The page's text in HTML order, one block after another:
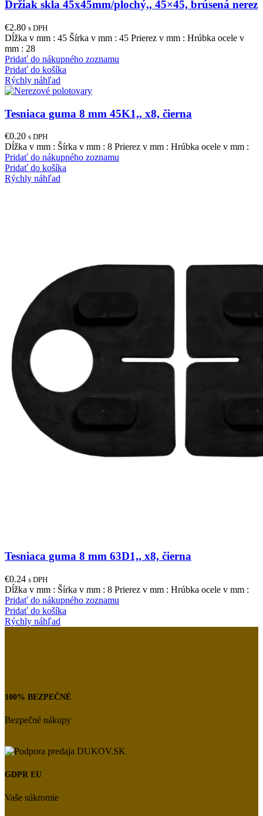
Držiak skla 45x45mm/plochý,, 45×45, brúsená nerez
€2.80 s DPH
Dĺžka v mm : 45 Šírka v mm : 45 Prierez v mm : Hrúbka ocele v
mm : 28
Pridať do nákupného zoznamu
Pridať do košíka
Rýchly náhľad
Tesniaca guma 8 mm 45K1,, x8, čierna
€0.20 s DPH
Dĺžka v mm : Šírka v mm : 8 Prierez v mm : Hrúbka ocele v mm :
Pridať do nákupného zoznamu
Pridať do košíka
Rýchly náhľad
Tesniaca guma 8 mm 63D1,, x8, čierna
€0.24 s DPH
Dĺžka v mm : Šírka v mm : 8 Prierez v mm : Hrúbka ocele v mm :
Pridať do nákupného zoznamu
Pridať do košíka
Rýchly náhľad
100% BEZPEČNÉ
Bezpečné nákupy
GDPR EU
Vaše súkromie